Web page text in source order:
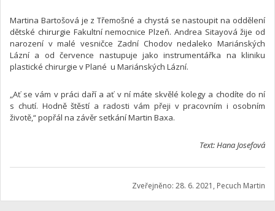
Martina Bartošová je z Třemošné a chystá se nastoupit na oddělení
dětské chirurgie Fakultní nemocnice Plzeň. Andrea Sitayová žije od
narození v malé vesničce Zadní Chodov nedaleko Mariánských
Lázní a od července nastupuje jako instrumentářka na kliniku
plastické chirurgie v Plané u Mariánských Lázní.
„Ať se vám v práci daří a ať v ní máte skvělé kolegy a chodíte do ní
s chutí. Hodně štěstí a radosti vám přeji v pracovním i osobním
životě,“ popřál na závěr setkání Martin Baxa.
Text: Hana Josefová
Zveřejněno: 28. 6. 2021, Pecuch Martin